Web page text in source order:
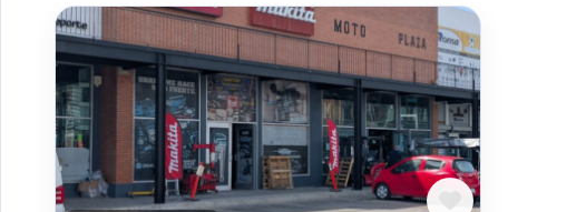
Favorito